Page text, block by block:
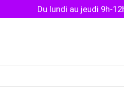
Du lundi au jeudi 9h-